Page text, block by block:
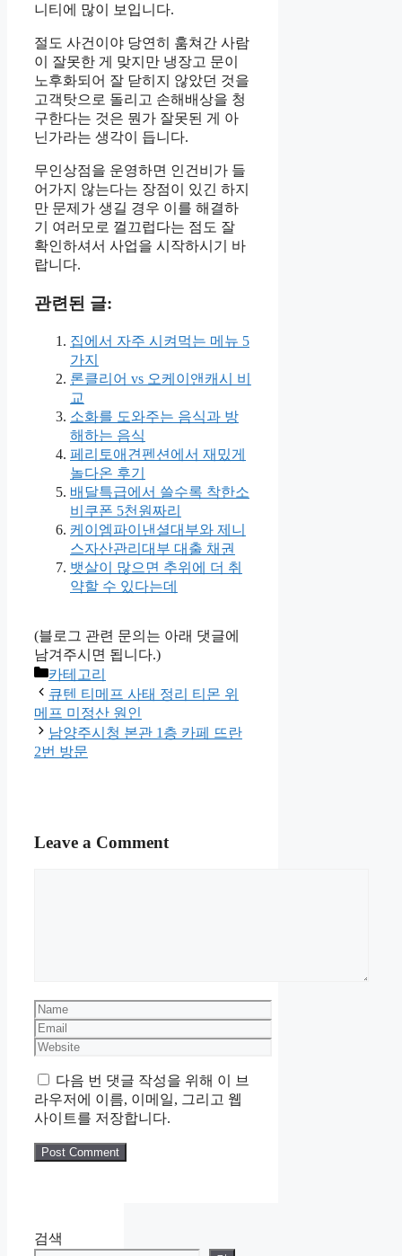
니티에 많이 보입니다.
절도 사건이야 당연히 훔쳐간 사람
이 잘못한 게 맞지만 냉장고 문이
노후화되어 잘 닫히지 않았던 것을
고객탓으로 돌리고 손해배상을 청
구한다는 것은 뭔가 잘못된 게 아
닌가라는 생각이 듭니다.
무인상점을 운영하면 인건비가 들
어가지 않는다는 장점이 있긴 하지
만 문제가 생길 경우 이를 해결하
기 여러모로 껄끄럽다는 점도 잘
확인하셔서 사업을 시작하시기 바
랍니다.
관련된 글:
집에서 자주 시켜먹는 메뉴 5
가지
론클리어 vs 오케이앤캐시 비
교
소화를 도와주는 음식과 방
해하는 음식
페리토애견펜션에서 재밌게
놀다온 후기
배달특급에서 쓸수록 착한소
비쿠폰 5천원짜리
케이엠파이낸셜대부와 제니
스자산관리대부 대출 채권
뱃살이 많으면 추위에 더 취
약할 수 있다는데
(블로그 관련 문의는 아래 댓글에
남겨주시면 됩니다.)
Categories
카테고리
큐텐 티메프 사태 정리 티몬 위
메프 미정산 원인
남양주시청 본관 1층 카페 뜨란
2번 방문
Leave a Comment
Name
Email
Website
다음 번 댓글 작성을 위해 이 브
라우저에 이름, 이메일, 그리고 웹
사이트를 저장합니다.
검색